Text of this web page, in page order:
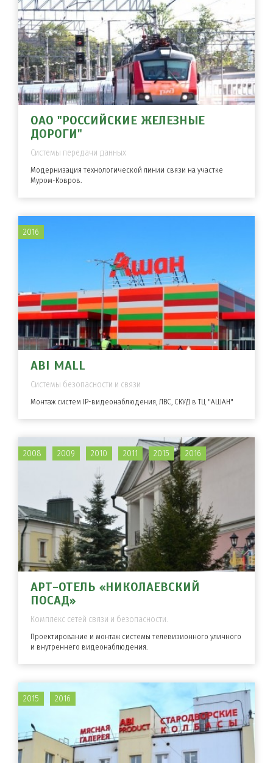
ОАО "РОССИЙСКИЕ ЖЕЛЕЗНЫЕ
ДОРОГИ"
Системы передачи данных
Модернизация технологической линии связи на участке
Муром-Ковров.
ABI MALL
Системы безопасности и связи
Монтаж систем IP-видеонаблюдения, ЛВС, СКУД в ТЦ "АШАН"
2016
АРТ-ОТЕЛЬ «НИКОЛАЕВСКИЙ
ПОСАД»
Комплекс сетей связи и безопасности.
Проектирование и монтаж системы телевизионного уличного
и внутреннего видеонаблюдения.
2008 2009 2010 2011 2015 2016
2015 2016